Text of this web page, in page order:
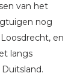
van het
nog
en
langs